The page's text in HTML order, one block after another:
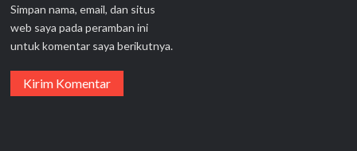
Simpan nama, email, dan situs
web saya pada peramban ini
untuk komentar saya berikutnya.